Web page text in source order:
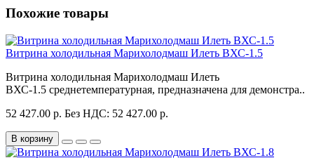
Похожие товары
Витрина холодильная Марихолодмаш Илеть ВХС-1.5
Витрина холодильная Марихолодмаш Илеть
ВХС-1.5 среднетемпературная, предназначена для демонстра..
52 427.00 р. Без НДС: 52 427.00 р.
В корзину